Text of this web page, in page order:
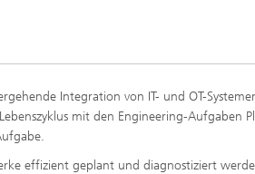
Integration von IT- und OT-
mit den Engineering-Aufgaben
effizient geplant und diagnostiziert